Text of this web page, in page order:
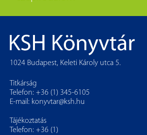
1024 Budapest, Keleti Károly utca 5.
Titkárság
Telefon: +36 (1) 345-6105
E-mail: konyvtar@ksh.hu
Tájékoztatás
Telefon: +36 (1)